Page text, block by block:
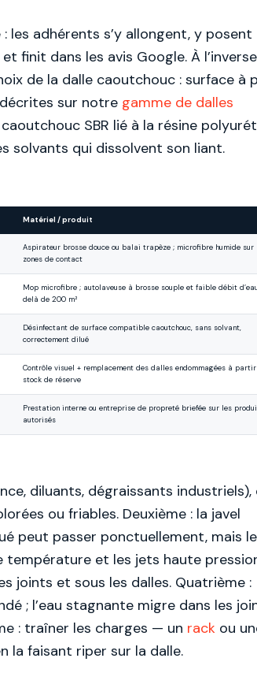
adhérents s’y allongent, y posent
finit dans les avis Google. À
de la dalle caoutchouc : surface à
sur notre gamme de dalles
SBR lié à la résine
solvants qui dissolvent son liant.
Matériel / produit
Aspirateur brosse douce ou balai trapèze ; microfibre humide sur
zones de contact
Mop microfibre ; autolaveuse à brosse souple et faible débit
delà de 200 m²
Désinfectant de surface compatible caoutchouc, sans solvant,
correctement dilué
Contrôle visuel + remplacement des dalles endommagées à
stock de réserve
Prestation interne ou entreprise de propreté briefée sur les
autorisés
diluants, dégraissants industriels),
ou friables. Deuxième : la javel
peut passer ponctuellement, mais
température et les jets haute
joints et sous les dalles. Quatrième :
; l’eau stagnante migre dans les
: traîner les charges — un rackou
la faisant riper sur la dalle.